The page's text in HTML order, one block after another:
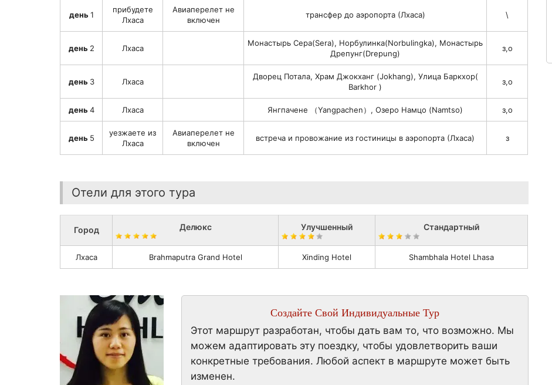
день 1
прибудете
Лхаса
Авиаперелет не
включен
трансфер до аэропорта (Лхаса) \
день 2 Лхаса
Монастырь Сера(Sera), Норбулинка(Norbulingka), Монастырь
Дрепунг(Drepung)
з,о
день 3 Лхаса
Дворец Потала, Храм Джокханг (Jokhang), Улица Баркхор(
Barkhor )
з,о
день 4 Лхаса Янгпачене （Yangpachen）, Озеро Намцо (Namtso) з,о
день 5
уезжаете из
Лхаса
Авиаперелет не
включен
встреча и провожание из гостиницы в аэропорта (Лхаса) з
Отели для этого тура
Город Делюкс Улучшенный Стандартный
Лхаса Brahmaputra Grand Hotel Xinding Hotel Shambhala Hotel Lhasa
Создайте Свой Индивидуальные Тур
Этот маршрут разработан, чтобы дать вам то, что возможно. Мы
можем адаптировать эту поездку, чтобы удовлетворить ваши
конкретные требования. Любой аспект в маршруте может быть
изменен.